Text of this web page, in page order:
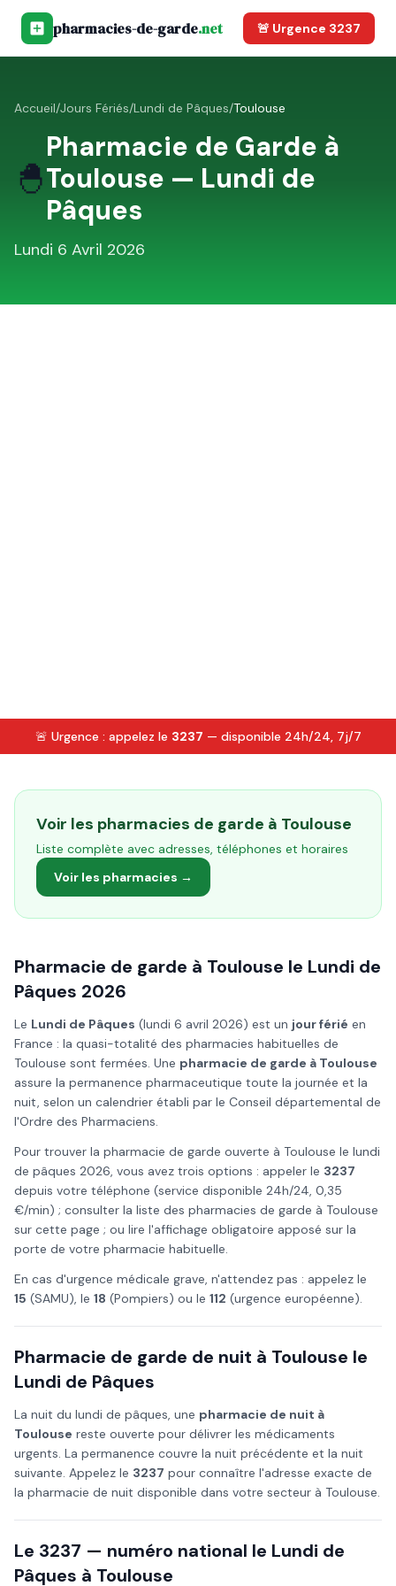
pharmacies-de-garde.net 🚨 Urgence 3237
Accueil/Jours Fériés/Lundi de Pâques/Toulouse
🐣
Pharmacie de Garde à
Toulouse — Lundi de
Pâques
Lundi 6 Avril 2026
🚨 Urgence : appelez le 3237 — disponible 24h/24, 7j/7
Voir les pharmacies de garde à Toulouse
Liste complète avec adresses, téléphones et horaires
Voir les pharmacies →
Pharmacie de garde à Toulouse le Lundi de
Pâques 2026
Le Lundi de Pâques (lundi 6 avril 2026) est un jour férié en
France : la quasi-totalité des pharmacies habituelles de
Toulouse sont fermées. Une pharmacie de garde à Toulouse
assure la permanence pharmaceutique toute la journée et la
nuit, selon un calendrier établi par le Conseil départemental de
l'Ordre des Pharmaciens.
Pour trouver la pharmacie de garde ouverte à Toulouse le lundi
de pâques 2026, vous avez trois options : appeler le 3237
depuis votre téléphone (service disponible 24h/24, 0,35
€/min) ; consulter la liste des pharmacies de garde à Toulouse
sur cette page ; ou lire l'affichage obligatoire apposé sur la
porte de votre pharmacie habituelle.
En cas d'urgence médicale grave, n'attendez pas : appelez le
15 (SAMU), le 18 (Pompiers) ou le 112 (urgence européenne).
Pharmacie de garde de nuit à Toulouse le
Lundi de Pâques
La nuit du lundi de pâques, une pharmacie de nuit à
Toulouse reste ouverte pour délivrer les médicaments
urgents. La permanence couvre la nuit précédente et la nuit
suivante. Appelez le 3237 pour connaître l'adresse exacte de
la pharmacie de nuit disponible dans votre secteur à Toulouse.
Le 3237 — numéro national le Lundi de
Pâques à Toulouse